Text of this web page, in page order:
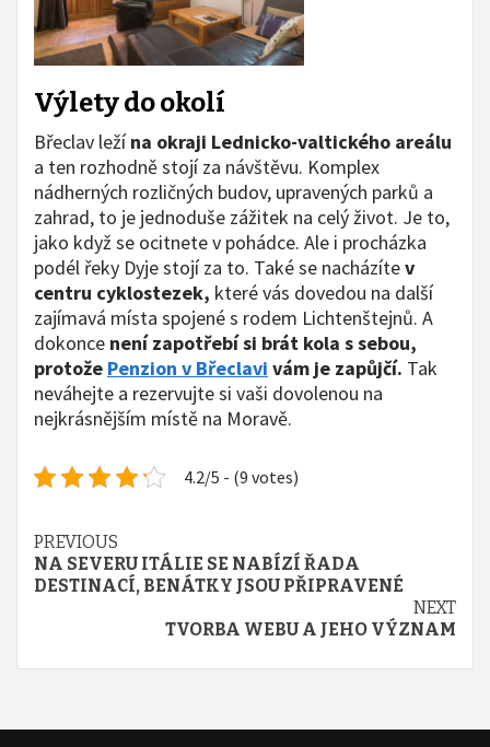
Výlety do okolí
Břeclav ležína okraji Lednicko-valtického areálu
a ten rozhodně stojí za návštěvu. Komplex
nádherných rozličných budov, upravených parků a
zahrad, to je jednoduše zážitek na celý život. Je to,
jako když se ocitnete v pohádce. Ale i procházka
podél řeky Dyje stojí za to. Také se nacházítev
centru cyklostezek, které vás dovedou na další
zajímavá místa spojené s rodem Lichtenštejnů. A
dokonce není zapotřebí si brát kola s sebou,
protože Penzion v Břeclavi vám je zapůjčí. Tak
neváhejte a rezervujte si vaši dovolenou na
nejkrásnějším místě na Moravě.
4.2/5 - (9 votes)
Continue
Reading
PREVIOUS
NA SEVERU ITÁLIE SE NABÍZÍ ŘADA
DESTINACÍ, BENÁTKY JSOU PŘIPRAVENÉ
NEXT
TVORBA WEBU A JEHO VÝZNAM